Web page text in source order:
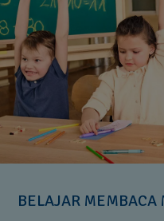
BELAJAR